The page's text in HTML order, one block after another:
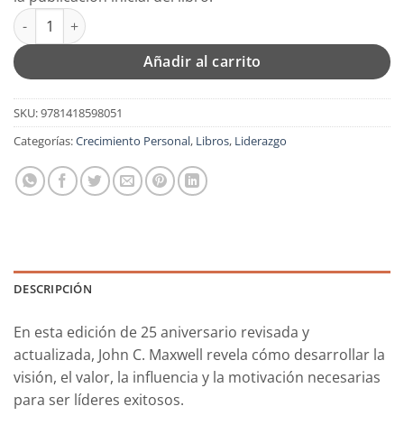
Desarrolle el Líder que Está en Usted 2.0 - Tapa Blanda - John
Añadir al carrito
SKU:9781418598051
Categorías:Crecimiento Personal, Libros, Liderazgo
DESCRIPCIÓN
En esta edición de 25 aniversario revisada y
actualizada, John C. Maxwell revela cómo desarrollar la
visión, el valor, la influencia y la motivación necesarias
para ser líderes exitosos.